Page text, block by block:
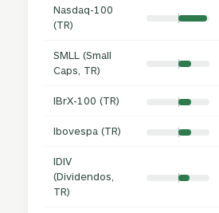
Nasdaq-100
(TR)
SMLL (Small
Caps, TR)
IBrX-100 (TR)
Ibovespa (TR)
IDIV
(Dividendos,
TR)